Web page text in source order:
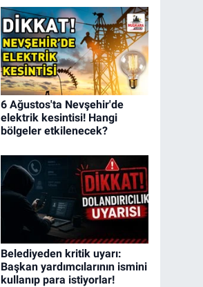
6 Ağustos'ta Nevşehir'de
elektrik kesintisi! Hangi
bölgeler etkilenecek?
Belediyeden kritik uyarı:
Başkan yardımcılarının ismini
kullanıp para istiyorlar!